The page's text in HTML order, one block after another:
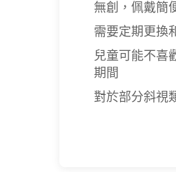
無創，佩戴簡
需要定期更換
兒童可能不喜
期間
對於部分斜視